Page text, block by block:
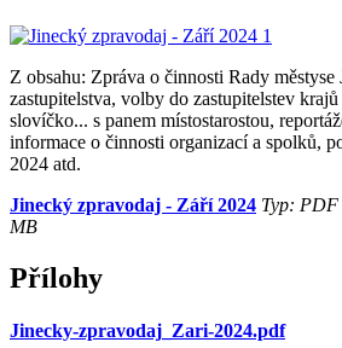
Z obsahu: Zpráva o činnosti Rady městyse
zastupitelstva, volby do zastupitelstev
slovíčko... s panem místostarostou,
informace o činnosti organizací a spolků,
2024 atd.
Jinecký zpravodaj - Září 2024 Typ: PDF
MB
Přílohy
Jinecky-zpravodaj_Zari-2024.pdf